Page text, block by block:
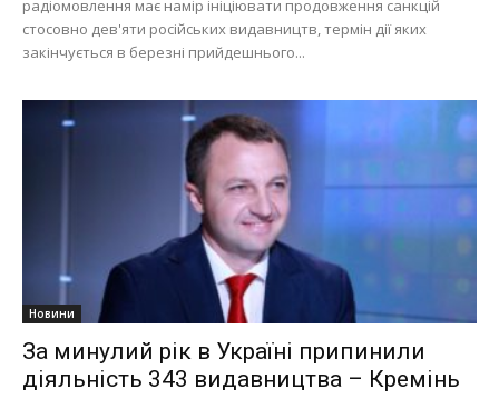
радіомовлення має намір ініціювати продовження санкцій
стосовно дев'яти російських видавництв, термін дії яких
закінчується в березні прийдешнього...
Новини
За минулий рік в Україні припинили
діяльність 343 видавництва – Кремінь